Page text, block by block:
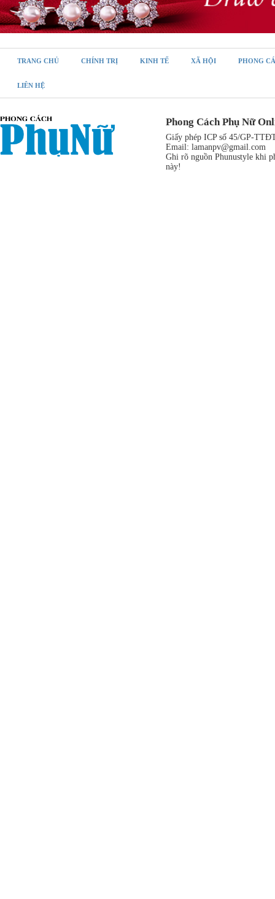
TRANG CHỦ CHÍNH TRỊ KINH TẾ XÃ HỘI PHONG
LIÊN HỆ
Phong Cách Phụ Nữ
Giấy phép ICP số 45/GP-
Email: lamanpv@gmail.com
Ghi rõ nguồn Phunustyle khi
này!